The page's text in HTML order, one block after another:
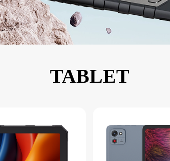
KINGKONG 11
TABLET